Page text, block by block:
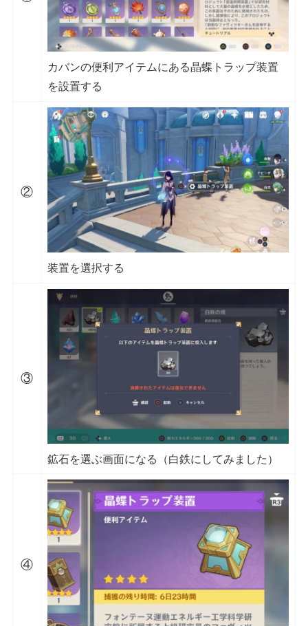
カバンの便利アイテムにある晶蝶トラップ装置
を設置する
②
装置を選択する
③
鉱石を選ぶ画面になる（白鉄にしてみました）
④